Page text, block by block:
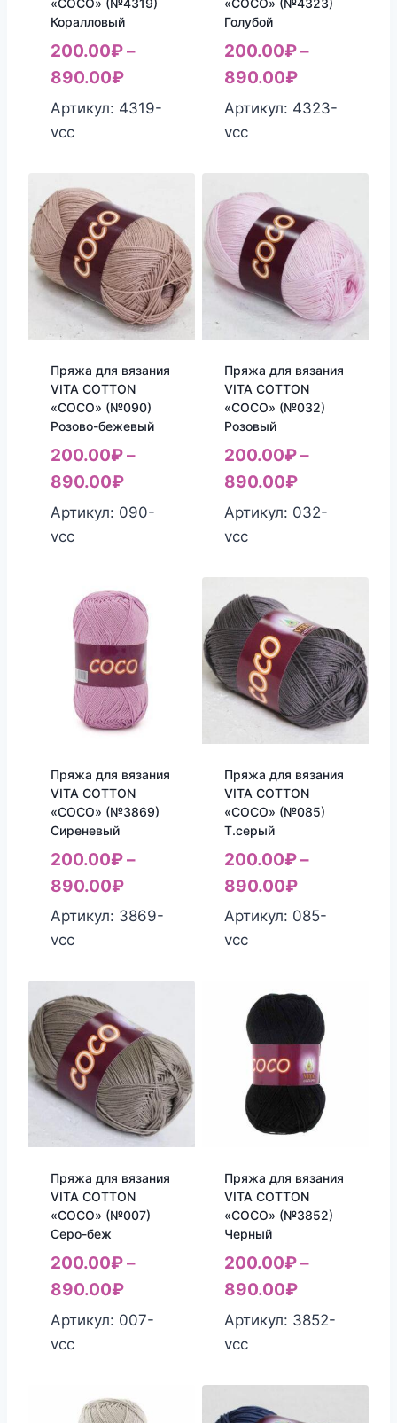
«COCO» (№4319)
Коралловый
200.00₽–
890.00₽
Артикул: 4319-
vcc
«COCO» (№4323)
Голубой
200.00₽–
890.00₽
Артикул: 4323-
vcc
Пряжа для вязания
VITA COTTON
«COCO» (№090)
Розово-бежевый
200.00₽–
890.00₽
Артикул: 090-
vcc
Пряжа для вязания
VITA COTTON
«COCO» (№032)
Розовый
200.00₽–
890.00₽
Артикул: 032-
vcc
Пряжа для вязания
VITA COTTON
«COCO» (№3869)
Сиреневый
200.00₽–
890.00₽
Артикул: 3869-
vcc
Пряжа для вязания
VITA COTTON
«COCO» (№085)
Т.серый
200.00₽–
890.00₽
Артикул: 085-
vcc
Пряжа для вязания
VITA COTTON
«COCO» (№007)
Серо-беж
200.00₽–
890.00₽
Артикул: 007-
vcc
Пряжа для вязания
VITA COTTON
«COCO» (№3852)
Черный
200.00₽–
890.00₽
Артикул: 3852-
vcc